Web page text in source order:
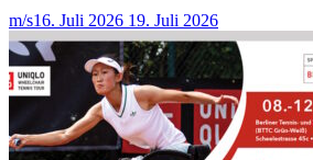
m/s16. Juli 2026 19. Juli 2026